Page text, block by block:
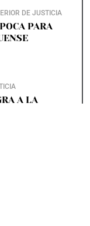
DE JUSTICIA
PARA
A LA